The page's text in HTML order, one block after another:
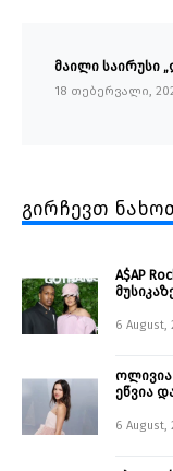
მაილი საირუსი
18 თებერვალი,
გირჩევთ
A$AP
6 August,
ოლივია
ეწვია
6 August,